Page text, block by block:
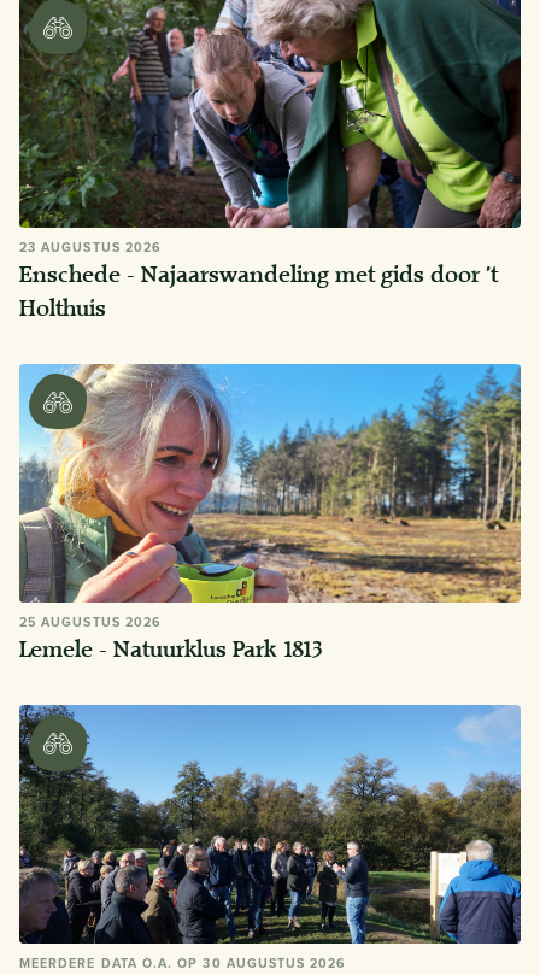
23 AUGUSTUS 2026
Enschede - Najaarswandeling met gids door ’t
Holthuis
25 AUGUSTUS 2026
Lemele - Natuurklus Park 1813
MEERDERE DATA O.A. OP 30 AUGUSTUS 2026